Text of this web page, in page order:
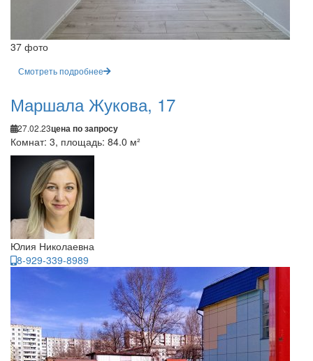
37 фото
Смотреть подробнее
Маршала Жукова, 17
27.02.23цена по запросу
Комнат: 3, площадь: 84.0 м²
Юлия Николаевна
8-929-339-8989